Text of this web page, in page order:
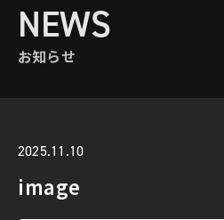
NEWS
お知らせ
2025.11.10
image